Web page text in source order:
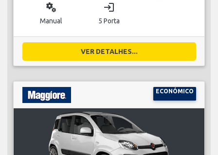
miscellaneous_services
Manual
login
5 Porta
VER DETALHES...
ECONÓMICO